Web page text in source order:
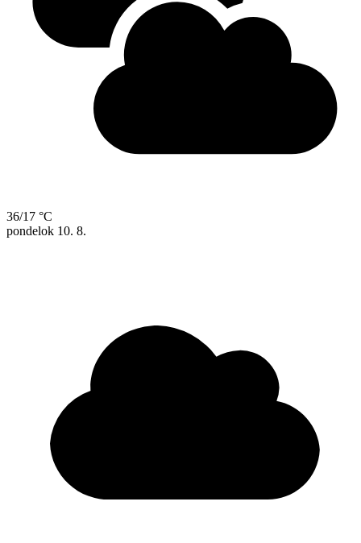
36/17 °C
pondelok 10. 8.